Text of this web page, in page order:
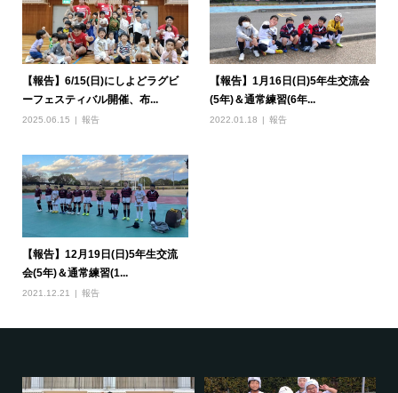
【報告】6/15(日)にしよどラグビ
ーフェスティバル開催、布...
2025.06.15 報告
【報告】1月16日(日)5年生交流会
(5年)＆通常練習(6年...
2022.01.18 報告
【報告】12月19日(日)5年生交流
会(5年)＆通常練習(1...
2021.12.21 報告